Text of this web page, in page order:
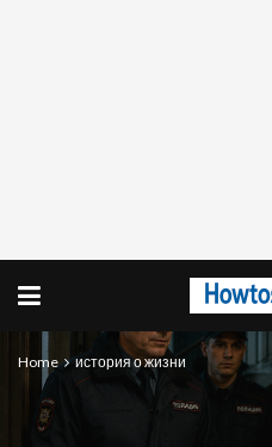
Home история о жизни